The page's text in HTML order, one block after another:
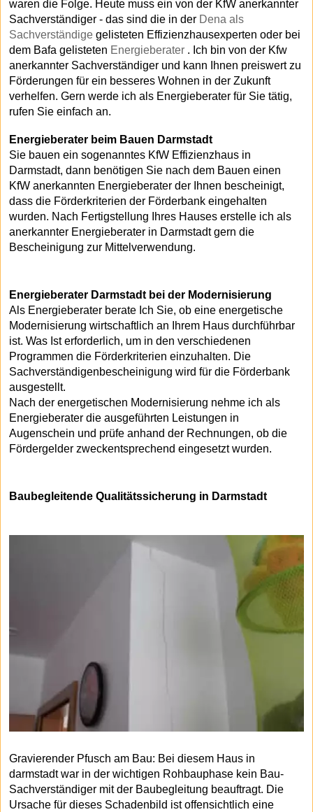
waren die Folge. Heute muss ein von der KfW anerkannter
Sachverständiger - das sind die in der Dena als
Sachverständige gelisteten Effizienzhausexperten oder bei
dem Bafa gelisteten Energieberater . Ich bin von der Kfw
anerkannter Sachverständiger und kann Ihnen preiswert zu
Förderungen für ein besseres Wohnen in der Zukunft
verhelfen. Gern werde ich als Energieberater für Sie tätig,
rufen Sie einfach an.
Energieberater beim Bauen Darmstadt
Sie bauen ein sogenanntes KfW Effizienzhaus in
Darmstadt, dann benötigen Sie nach dem Bauen einen
KfW anerkannten Energieberater der Ihnen bescheinigt,
dass die Förderkriterien der Förderbank eingehalten
wurden. Nach Fertigstellung Ihres Hauses erstelle ich als
anerkannter Energieberater in Darmstadt gern die
Bescheinigung zur Mittelverwendung.
Energieberater Darmstadt bei der Modernisierung
Als Energieberater berate Ich Sie, ob eine energetische
Modernisierung wirtschaftlich an Ihrem Haus durchführbar
ist. Was Ist erforderlich, um in den verschiedenen
Programmen die Förderkriterien einzuhalten. Die
Sachverständigenbescheinigung wird für die Förderbank
ausgestellt.
Nach der energetischen Modernisierung nehme ich als
Energieberater die ausgeführten Leistungen in
Augenschein und prüfe anhand der Rechnungen, ob die
Fördergelder zweckentsprechend eingesetzt wurden.
Baubegleitende Qualitätssicherung in Darmstadt
Gravierender Pfusch am Bau: Bei diesem Haus in
darmstadt war in der wichtigen Rohbauphase kein Bau-
Sachverständiger mit der Baubegleitung beauftragt. Die
Ursache für dieses Schadenbild ist offensichtlich eine